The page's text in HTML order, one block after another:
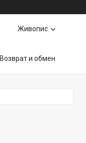
Живопис
Возврат и обмен